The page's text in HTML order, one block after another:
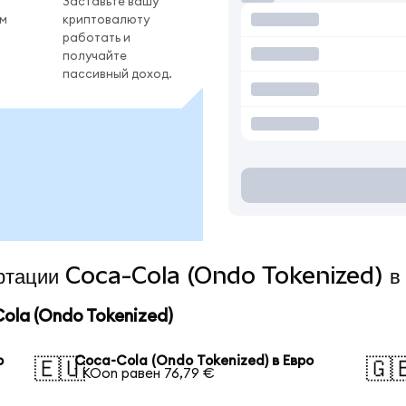
криптовалюту
работать и
получайте
пассивный доход.
Coca-Cola (Ondo Tokenized) в
(Ondo Tokenized)
🇪🇺Coca-Cola (Ondo Tokenized) в Евро
1 KOon равен 76,79 €